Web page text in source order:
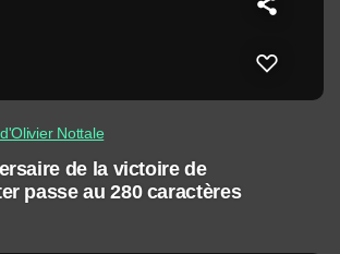
Nottale
de la victoire de
passe au 280 caractères